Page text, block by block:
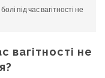
під час вагітності не
вагітності не